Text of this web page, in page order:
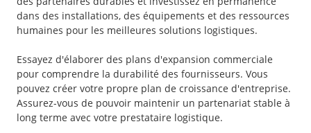
dans des installations, des équipements et des ressources
humaines pour les meilleures solutions logistiques.
Essayez d'élaborer des plans d'expansion commerciale
pour comprendre la durabilité des fournisseurs. Vous
pouvez créer votre propre plan de croissance d'entreprise.
Assurez-vous de pouvoir maintenir un partenariat stable à
long terme avec votre prestataire logistique.